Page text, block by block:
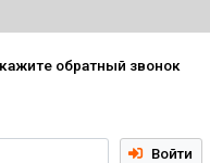
обратный звонок
Войти